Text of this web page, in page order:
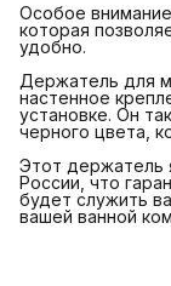
Особое
которая
удобно.
Держатель для
настенное
установке. Он
черного цвета,
Этот держатель
России, что
будет служить
вашей ванной